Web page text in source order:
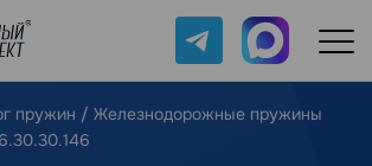
Telegram Max
пружин / Железнодорожные пружины